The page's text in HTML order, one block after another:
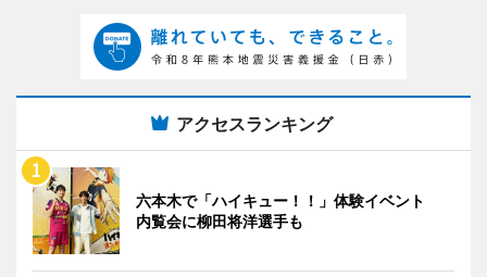
アクセスランキング
六本木で「ハイキュー！！」体験イベント
内覧会に柳田将洋選手も